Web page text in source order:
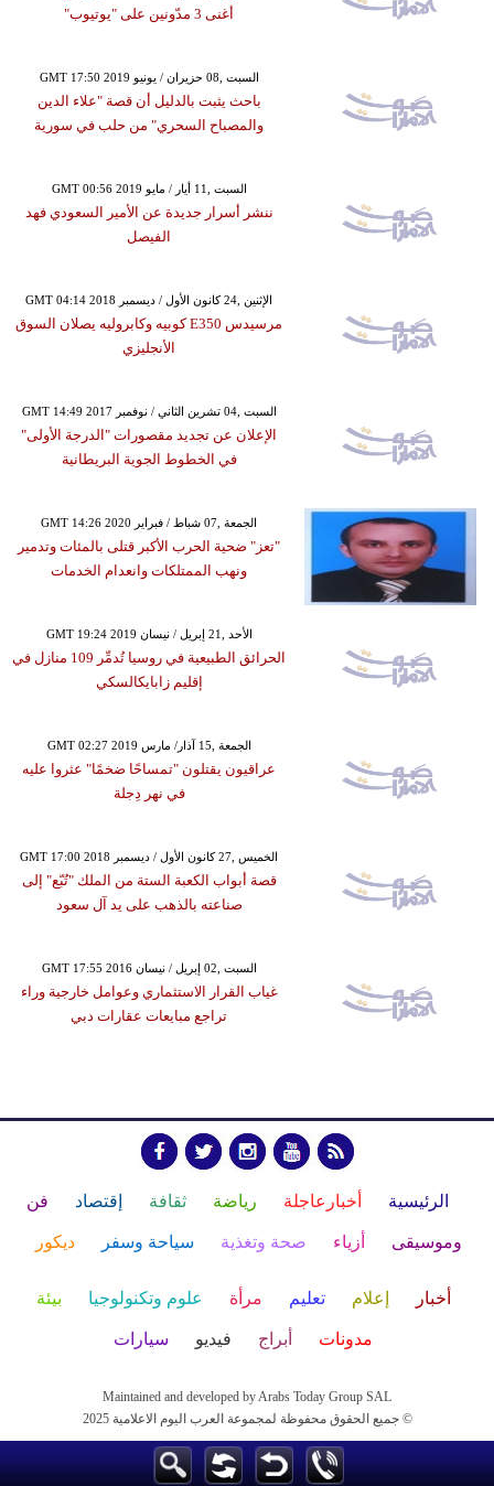
أغنى 3 مدّونين على "يوتيوب"
GMT 17:50 2019 السبت ,08 حزيران / يونيو
باحث يثبت بالدليل أن قصة "علاء الدين
والمصباح السحري" من حلب في سورية
GMT 00:56 2019 السبت ,11 أيار / مايو
ننشر أسرار جديدة عن الأمير السعودي فهد
الفيصل
GMT 04:14 2018 الإثنين ,24 كانون الأول / ديسمبر
مرسيدس E350 كوبيه وكابروليه يصلان السوق
الأنجليزي
GMT 14:49 2017 السبت ,04 تشرين الثاني / نوفمبر
الإعلان عن تجديد مقصورات "الدرجة الأولى"
في الخطوط الجوية البريطانية
GMT 14:26 2020 الجمعة ,07 شباط / فبراير
"تعز" ضحية الحرب الأكبر قتلى بالمئات وتدمير
ونهب الممتلكات وانعدام الخدمات
GMT 19:24 2019 الأحد ,21 إبريل / نيسان
الحرائق الطبيعية في روسيا تُدمِّر 109 منازل في
إقليم زابايكالسكي
GMT 02:27 2019 الجمعة ,15 آذار/ مارس
عراقيون يقتلون "تمساحًا ضخمًا" عثروا عليه
في نهر دِجلة
GMT 17:00 2018 الخميس ,27 كانون الأول / ديسمبر
قصة أبواب الكعبة الستة من الملك "تُبّع" إلى
صناعته بالذهب على يد آل سعود
GMT 17:55 2016 السبت ,02 إبريل / نيسان
غياب القرار الاستثماري وعوامل خارجية وراء
تراجع مبايعات عقارات دبي
الرئيسية أخبارعاجلة رياضة ثقافة إقتصاد فن
وموسيقى أزياء صحة وتغذية سياحة وسفر ديكور
أخبار إعلام تعليم مرأة علوم وتكنولوجيا بيئة
مدونات أبراج فيديو سيارات
Maintained and developed by Arabs Today Group SAL
جميع الحقوق محفوظة لمجموعة العرب اليوم الاعلامية 2025 ©